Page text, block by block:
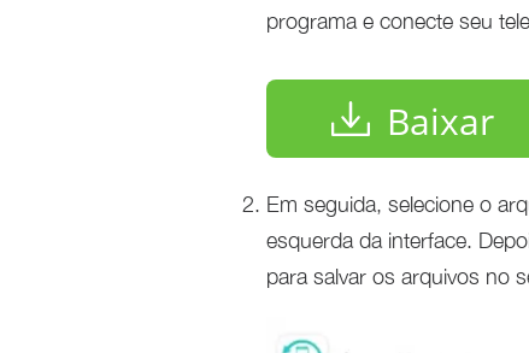
programa e conecte seu
Baixar
Em seguida, selecione o
esquerda da interface.
para salvar os arquivos no